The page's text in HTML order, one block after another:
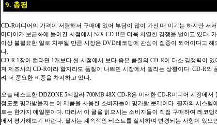
9. 총평
CD-R미디어의 가격이 저렴해서 구매에 있어 부담이 많이 가신 때 이기는 하지만 서
미디어가 보급화에 들어간 시점에서 52X CD-R은 더욱 치열한 경쟁을 벌이고 있다.
이상 불필요한 일로 치부될 만큼 시장은 DVD레코딩에 관심이 집중이 되어이다고 해
다.
CD-R 1장이 컵라면 1개보다 싼 시점에서 보다 좋은 품질의 CD-R이 다소 경쟁력이
져 제조사의 CD-R이라 할지라도 품질이 나쁘면 시장에서 밀리는 상황이다. CD-R의
려 더 중요한 비중을 차지하고 있다.
오늘 테스트한 DDZONE 5색칼라 700MB 48X CD-R은 이러한 CD-R미디어 시장에서
정도로 평가받을지는 이 제품을 사용한 소비자들이 평가할 문제이다. 필자의 시스템
트는 한가지 예일뿐이다. 따라서 이 글을 읽으시는 소비자들이 직접 구매하여 레코딩
에서 평가해보기 바란다. 필자는 계속적인 테스트를 실시하여 변경되는 사항이 있으